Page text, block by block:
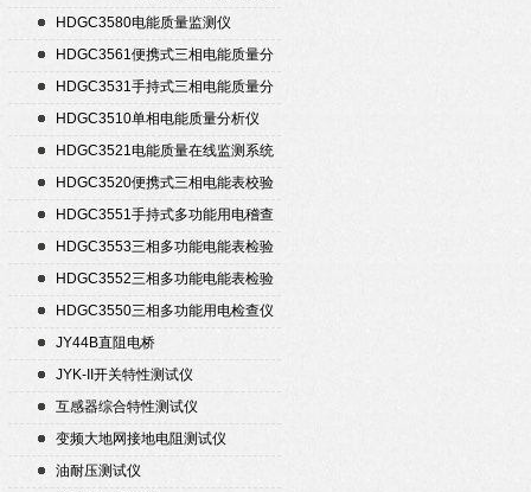
置
HDGC3580电能质量监测仪
HDGC3561便携式三相电能质量分
析仪
HDGC3531手持式三相电能质量分
析仪
HDGC3510单相电能质量分析仪
HDGC3521电能质量在线监测系统
HDGC3520便携式三相电能表校验
仪
HDGC3551手持式多功能用电稽查
仪
HDGC3553三相多功能电能表检验
装置
HDGC3552三相多功能电能表检验
装置
HDGC3550三相多功能用电检查仪
JY44B直阻电桥
JYK-II开关特性测试仪
互感器综合特性测试仪
变频大地网接地电阻测试仪
油耐压测试仪